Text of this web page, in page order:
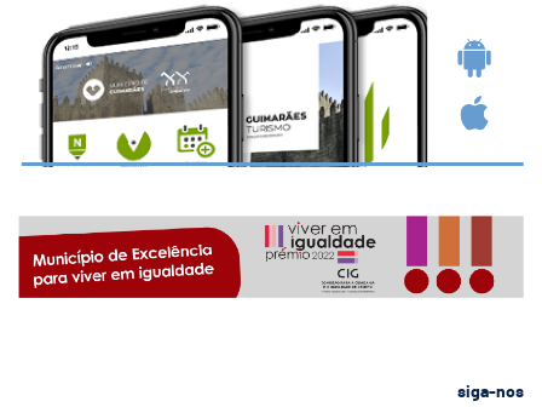
siga-nos